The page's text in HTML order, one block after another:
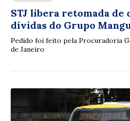
STJ libera retomada de
dívidas do Grupo
Pedido foi feito pela Procuradoria
de Janeiro